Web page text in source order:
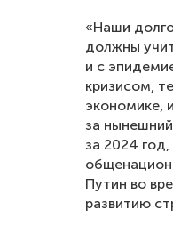
«Наши
должны
и с
кризисом,
экономике,
за
за 2024
Путин во
развитию